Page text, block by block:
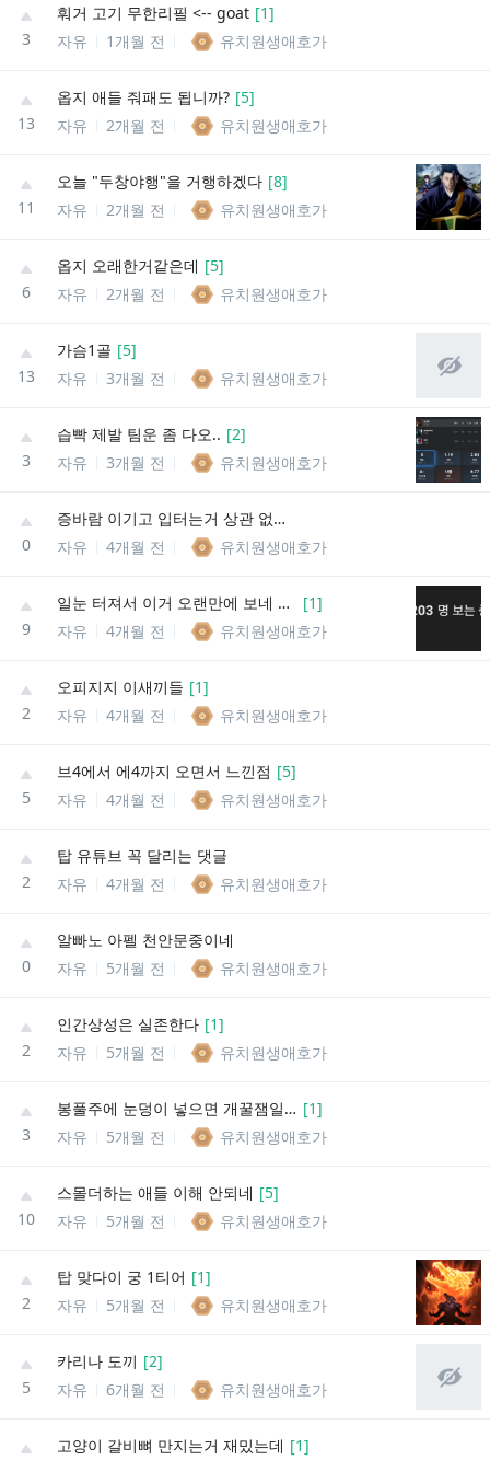
3
훠거 고기 무한리필 <-- goat [1]
자유
1개월 전 유치원생애호가
13
옵지 애들 줘패도 됩니까? [5]
자유
2개월 전 유치원생애호가
11
오늘 "두창야행"을 거행하겠다 [8]
자유
2개월 전 유치원생애호가
6
옵지 오래한거같은데 [5]
자유
2개월 전 유치원생애호가
13
가슴1골 [5]
자유
3개월 전 유치원생애호가
3
습빡 제발 팀운 좀 다오.. [2]
자유
3개월 전 유치원생애호가
0
증바람 이기고 입터는거 상관 없는데
자유
4개월 전 유치원생애호가
9
일눈 터져서 이거 오랜만에 보네 ㅋㅋ [1]
자유
4개월 전 유치원생애호가
2
오피지지 이새끼들 [1]
자유
4개월 전 유치원생애호가
5
브4에서 에4까지 오면서 느낀점 [5]
자유
4개월 전 유치원생애호가
2
탑 유튜브 꼭 달리는 댓글
자유
4개월 전 유치원생애호가
0
알빠노 아펠 천안문중이네
자유
5개월 전 유치원생애호가
2
인간상성은 실존한다 [1]
자유
5개월 전 유치원생애호가
3
봉풀주에 눈덩이 넣으면 개꿀잼일텐데 [1]
자유
5개월 전 유치원생애호가
10
스몰더하는 애들 이해 안되네 [5]
자유
5개월 전 유치원생애호가
2
탑 맞다이 궁 1티어 [1]
자유
5개월 전 유치원생애호가
5
카리나 도끼 [2]
자유
6개월 전 유치원생애호가
고양이 갈비뼈 만지는거 재밌는데 [1]